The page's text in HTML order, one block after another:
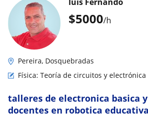
$5000/h
Pereira, Dosquebradas
Física: Teoría de circuitos y electrónica
talleres de electronica basica
docentes en robotica educativa